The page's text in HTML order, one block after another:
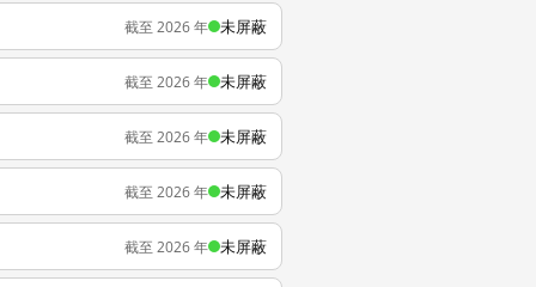
截至 2026 年 未屏蔽
截至 2026 年 未屏蔽
截至 2026 年 未屏蔽
截至 2026 年 未屏蔽
截至 2026 年 未屏蔽